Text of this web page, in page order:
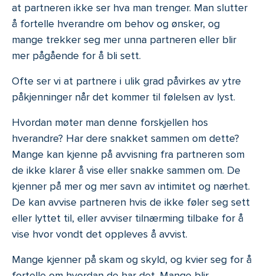
at partneren ikke ser hva man trenger. Man slutter
å fortelle hverandre om behov og ønsker, og
mange trekker seg mer unna partneren eller blir
mer pågående for å bli sett.
Ofte ser vi at partnere i ulik grad påvirkes av ytre
påkjenninger når det kommer til følelsen av lyst.
Hvordan møter man denne forskjellen hos
hverandre? Har dere snakket sammen om dette?
Mange kan kjenne på avvisning fra partneren som
de ikke klarer å vise eller snakke sammen om. De
kjenner på mer og mer savn av intimitet og nærhet.
De kan avvise partneren hvis de ikke føler seg sett
eller lyttet til, eller avviser tilnærming tilbake for å
vise hvor vondt det oppleves å avvist.
Mange kjenner på skam og skyld, og kvier seg for å